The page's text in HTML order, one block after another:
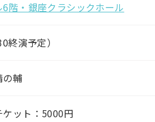
階・銀座クラシックホール
終演予定）
の輔
ケット：5000円